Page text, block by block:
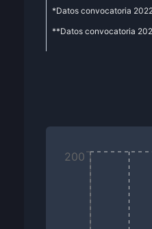
*Datos convocatoria
**Datos convocatoria
200